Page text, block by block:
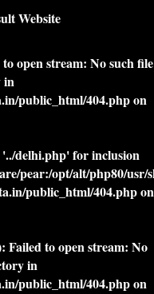
Website
open stream: No such file
in
public_html/404.phpon
delhi.php' for inclusion
pear:/opt/alt/php80/
public_html/404.phpon
Failed to open stream: No
in
public_html/404.phpon